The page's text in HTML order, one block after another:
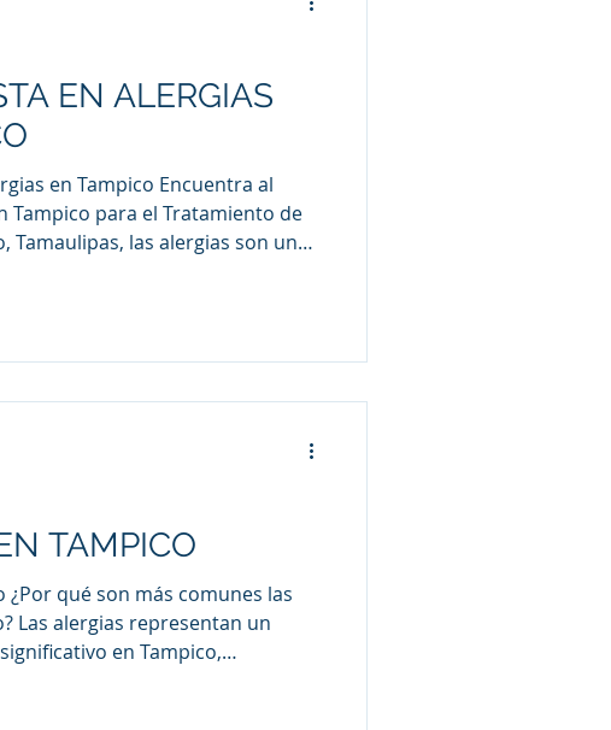
EN ALERGIAS
en Tampico Encuentra al
Tampico para el Tratamiento de
Tamaulipas, las alergias son un
alergias para recibir el
TAMPICO
¿Por qué son más comunes las
Las alergias representan un
en Tampico,